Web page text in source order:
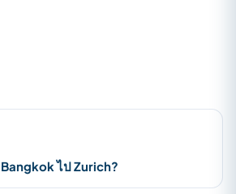
ไป Zurich?